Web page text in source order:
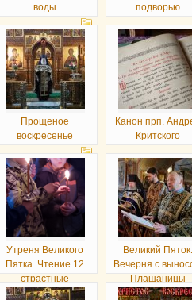
воды
подворью
Прощеное
воскресенье
Канон прп.
Критского
Утреня Великого
Пятка. Чтение 12
страстные
Евангелий
Великий Пяток.
Вечерня с
Плащаницы